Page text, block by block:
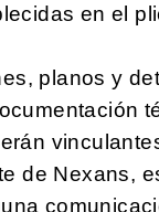
en el
planos y
de Nexans,